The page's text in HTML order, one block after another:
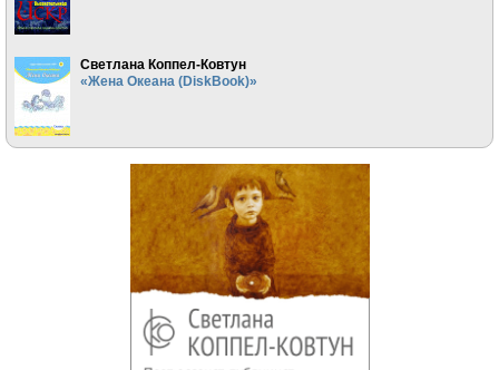
Светлана Коппел-Ковтун
«Жена Океана (DiskBook)»